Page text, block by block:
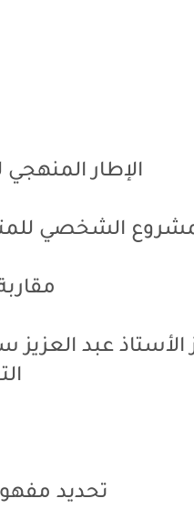
الإطار المنهجي
الشخصي
الأستاذ عبد
تحديد